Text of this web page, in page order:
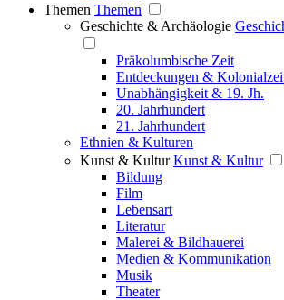
Themen Themen
Geschichte & Archäologie
Präkolumbische Zeit
Entdeckungen &
Unabhängigkeit & 19. Jh.
20. Jahrhundert
21. Jahrhundert
Ethnien & Kulturen
Kunst & Kultur Kunst & Kultur
Bildung
Film
Lebensart
Literatur
Malerei & Bildhauerei
Medien & Kommunikation
Musik
Theater